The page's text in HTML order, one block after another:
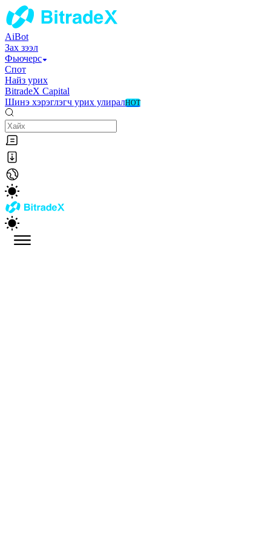
AiBot
Зах зээл
Фьючерс
Спот
Найз урих
BitradeX Capital
Шинэ хэрэглэгч урих улиралHOT